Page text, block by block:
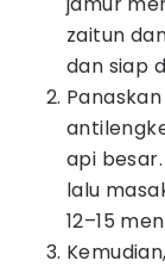
zaitun
dan siap
api
lalu
12–15